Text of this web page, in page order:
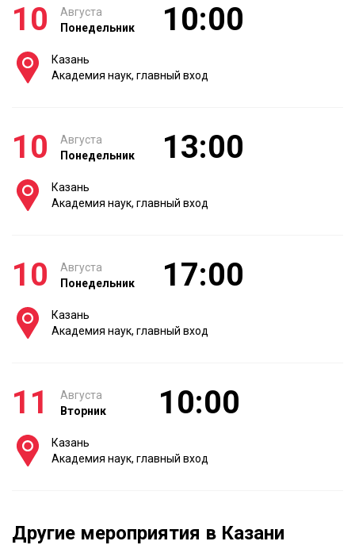
10
Августа
Понедельник
10:00
Казань
Академия наук, главный вход
10
Августа
Понедельник
13:00
Казань
Академия наук, главный вход
10
Августа
Понедельник
17:00
Казань
Академия наук, главный вход
11
Августа
Вторник
10:00
Казань
Академия наук, главный вход
Другие мероприятия в Казани